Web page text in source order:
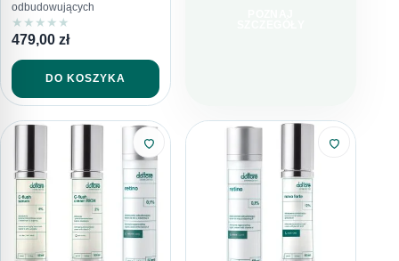
odbudowujących
★ ★ ★ ★ ★
479,00 zł
DO KOSZYKA